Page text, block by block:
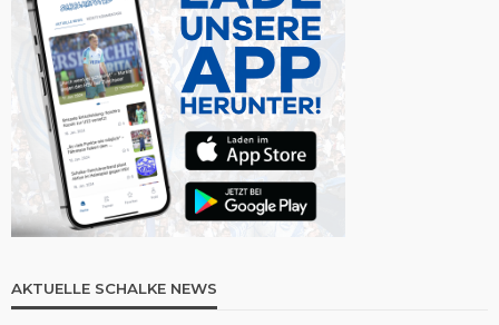
AKTUELLE SCHALKE NEWS